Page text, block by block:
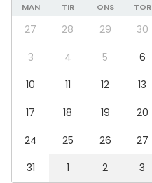
Barnedåb / Konfirmation
Lokaletype
Møderum
Private dining room
Ved vandet
MAN TIR ONS TOR
27 28 29 30
3
4 5 6
10
11 12 13
17
18 19 20
24
25 26 27
31
1 2 3